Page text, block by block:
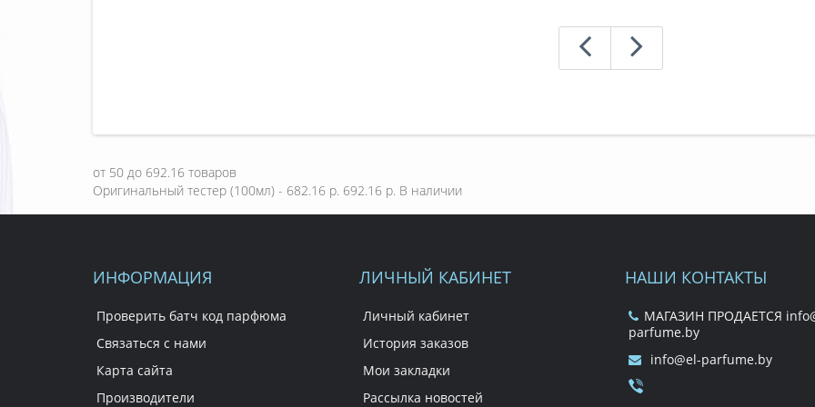
от 50 до 692.16 товаров
Оригинальный тестер (100мл) - 682.16 р. 692.16 р. В наличии
ИНФОРМАЦИЯ
Проверить батч код парфюма
Связаться с нами
Карта сайта
Производители
ЛИЧНЫЙ КАБИНЕТ
Личный кабинет
История заказов
Мои закладки
Рассылка новостей
НАШИ КОНТАКТЫ
МАГАЗИН ПРОДАЕТСЯ
parfume.by
info@el-parfume.by